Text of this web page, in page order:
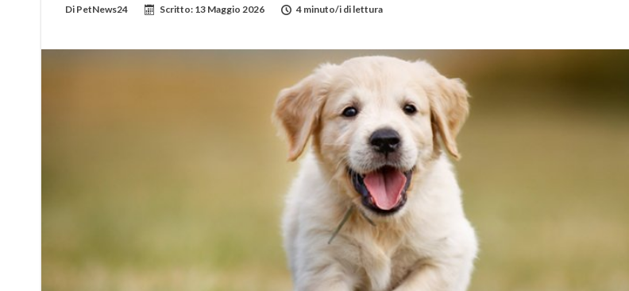
Di PetNews24 Scritto: 13 Maggio 2026 4 minuto/i di lettura